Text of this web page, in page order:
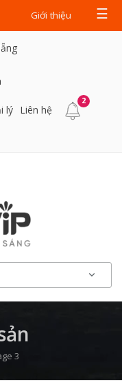
Giới thiệu ☰
lý Liên hệ
2
3